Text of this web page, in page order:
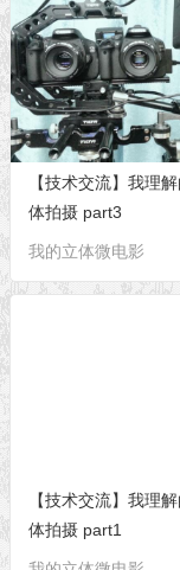
【技术交流】我理
体拍摄 part3
我的立体微电影
【技术交流】我理
体拍摄 part1